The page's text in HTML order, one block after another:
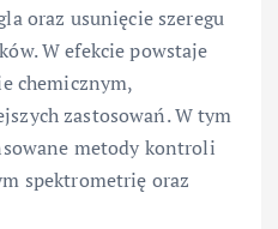
oraz usunięcie szeregu
W efekcie powstaje
chemicznym,
zastosowań. W tym
metody kontroli
spektrometrię oraz